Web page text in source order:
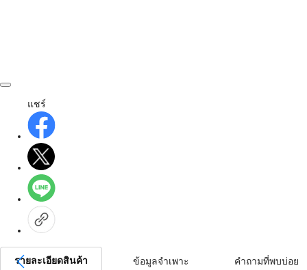
แชร์
รายละเอียดสินค้า ข้อมูลจำเพาะ คำถามที่พบบ่อย